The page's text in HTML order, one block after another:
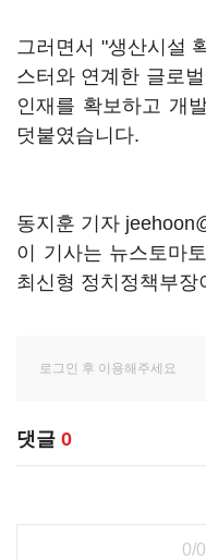
그러면서 "생산시설
스터와 연계한 글로
인재를 확보하고 개
덧붙였습니다.
동지훈 기자
이 기사는 뉴스토마
최신형 정치정책부장
댓글 0
0/0